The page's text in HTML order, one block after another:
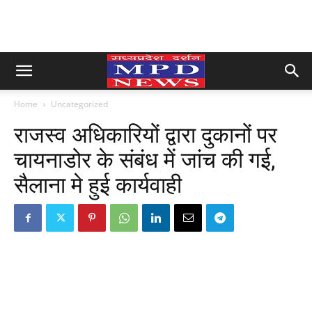
Home Uncategorized
राजस्व अधिकारियों द्वारा दुकानों पर
चायनाडोर के संबंध में जांच की गई,
सैलाना मे हुई कार्यवाही